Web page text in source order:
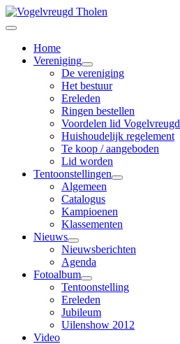
Home
Vereniging
De vereniging
Het bestuur
Ereleden
Ringen bestellen
Voordelen lid Vogelvreugd
Huishoudelijk regelement
Te koop / aangeboden
Lid worden
Tentoonstellingen
Algemeen
Catalogus
Kampioenen
Klassementen
Nieuws
Nieuwsberichten
Agenda
Fotoalbum
Tentoonstelling
Ereleden
Jubileum
Uilenshow 2012
Video